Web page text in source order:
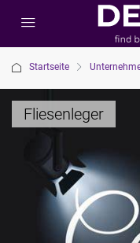
Startseite
Fliesenleger